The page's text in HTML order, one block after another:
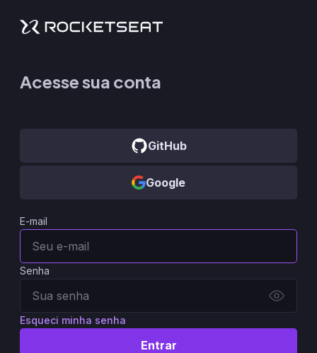
Acesse sua conta
GitHub
Google
E-mail
Senha
Esqueci minha senha
Entrar